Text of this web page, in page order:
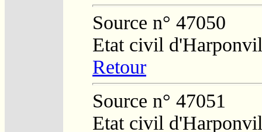
Source n° 47050
Etat civil
Retour
Source n° 47051
Etat civil